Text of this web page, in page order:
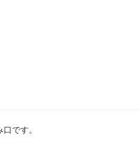
です。